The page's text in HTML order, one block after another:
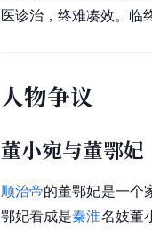
医诊治，终难凑效。临
人物争议
董小宛与董鄂妃
顺治帝的董鄂妃是一个
鄂妃看成是秦淮名妓董